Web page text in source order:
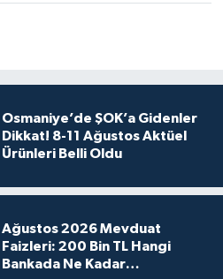
Osmaniye’de ŞOK’a Gidenler
Dikkat! 8-11 Ağustos Aktüel
Ürünleri Belli Oldu
Ağustos 2026 Mevduat
Faizleri: 200 Bin TL Hangi
Bankada Ne Kadar